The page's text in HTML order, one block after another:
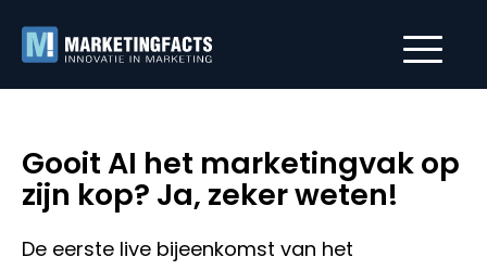
Gooit AI het marketingvak op
zijn kop? Ja, zeker weten!
De eerste live bijeenkomst van het